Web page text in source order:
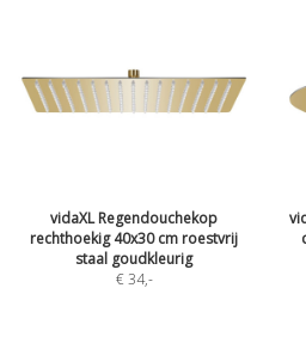
vidaXL Regendouchekop
rechthoekig 40x30 cm roestvrij
staal goudkleurig
€ 34,-